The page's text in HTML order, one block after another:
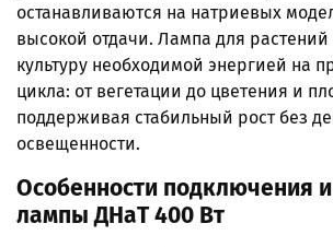
останавливаются на натриевых
высокой отдачи. Лампа для растений
культуру необходимой энергией на
цикла: от вегетации до цветения и
поддерживая стабильный рост без
освещенности.
Особенности подключения
лампы ДНаТ 400 Вт